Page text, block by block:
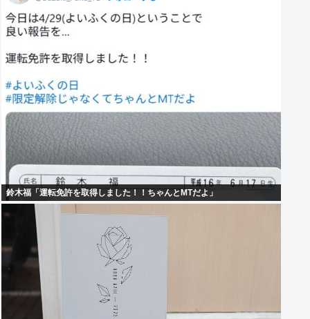
鈴木福「運転免許を取得しました！！ちゃんとMTだよ」